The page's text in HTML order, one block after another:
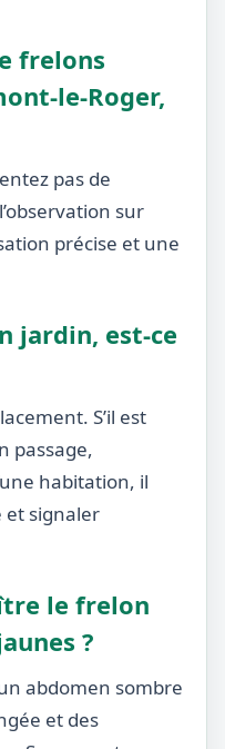
frelons
le-Roger,
pas de
sur
précise et une
jardin, est-ce
S’il est
passage,
habitation, il
signaler
le frelon
?
abdomen sombre
et des